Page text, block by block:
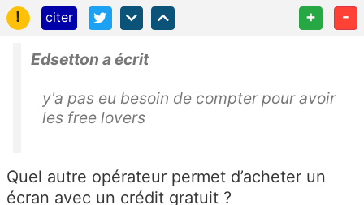
!
citer + -
Edsetton a écrit
y'a pas eu besoin de compter pour avoir
les free lovers
Quel autre opérateur permet d’acheter un
écran avec un crédit gratuit ?